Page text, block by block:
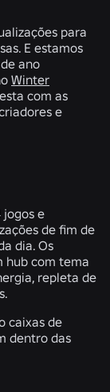
para
E estamos
ano
Winter
com as
e
jogos e
de fim de
dia. Os
hub com tema
repleta de
caixas de
dentro das